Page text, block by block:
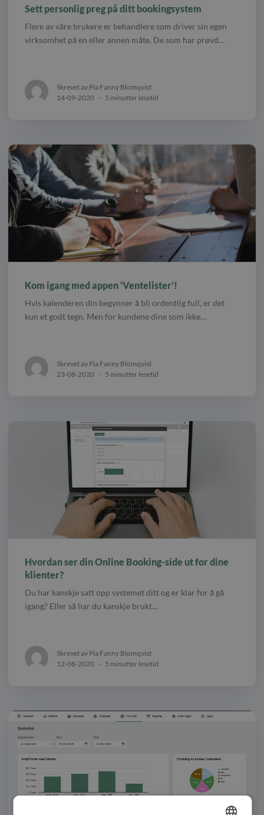
Sett personlig preg på ditt bookingsystem
Flere av våre brukere er behandlere som driver sin egen
virksomhet på en eller annen måte. De som har prøvd…
Skrevet av Pia Fanny Blomqvist
14-09-2020 - 5 minutter lesetid
Kom igang med appen ‘Ventelister’!
Hvis kalenderen din begynner å bli ordentlig full, er det
kun et godt tegn. Men for kundene dine som ikke…
Skrevet av Pia Fanny Blomqvist
23-08-2020 - 5 minutter lesetid
Hvordan ser din Online Booking-side ut for dine
klienter?
Du har kanskje satt opp systemet ditt og er klar for å gå
igang? Eller så har du kanskje brukt…
Skrevet av Pia Fanny Blomqvist
12-08-2020 - 5 minutter lesetid